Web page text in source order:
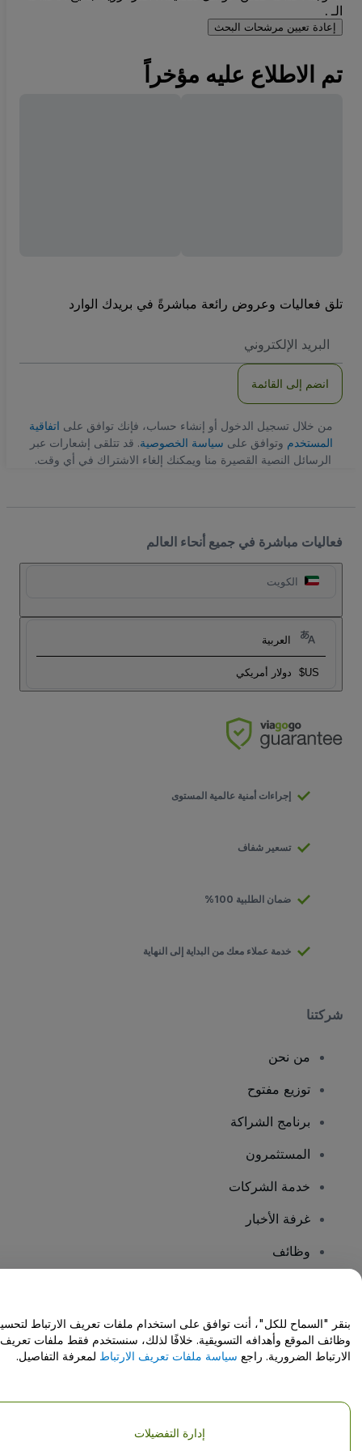
الـ .
إعادة تعيين مرشحات البحث
تم الاطلاع عليه مؤخراً
تلق فعاليات وعروض رائعة مباشرةً في بريدك الوارد
الاكتروني
انضم إلى القائمة
من خلال تسجيل الدخول أو إنشاء حساب، فإنك توافق على اتفاقية
المستخدم وتوافق على سياسة الخصوصية. قد تتلقى إشعارات عبر
الرسائل النصية القصيرة منا ويمكنك إلغاء الاشتراك في أي وقت.
فعاليات مباشرة في جميع أنحاء العالم
الكويت
العربية
US$ دولار أمريكي
إجراءات أمنية عالمية المستوى
تسعير شفاف
ضمان الطلبية 100%
خدمة عملاء معك من البداية إلى النهاية
شركتنا
من نحن
توزيع مفتوح
برنامج الشراكة
المستثمرون
خدمة الشركات
غرفة الأخبار
وظائف
مركز المساعدة / اتصل بنا
حقوق النشر © شركة فياجوجو المحدودة 2026
تفاصيل الشركة
بنقر "السماح للكل"، أنت توافق على استخدام ملفات تعريف الارتباط
وظائف الموقع وأهدافه التسويقية. خلافًا لذلك، سنستخدم فقط ملفات تعريف
الارتباط الضرورية. راجع سياسة ملفات تعريف الارتباط لمعرفة التفاصيل.
إدارة التفضيلات